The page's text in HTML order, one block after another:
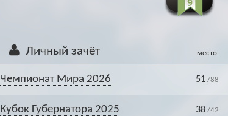
Личный зачёт место
Чемпионат Мира 2026 51/88
Кубок Губернатора 2025 38/42